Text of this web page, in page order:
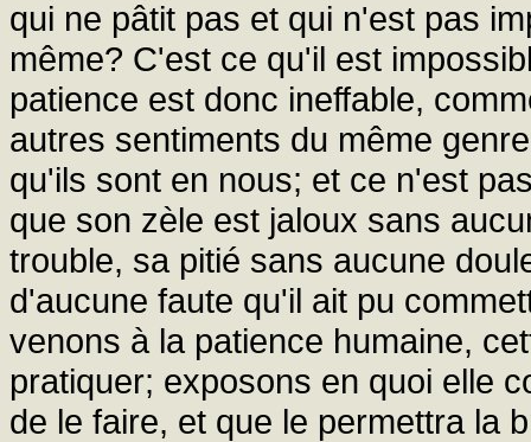
qui ne pâtit pas et qui n'est pas
même? C'est ce qu'il est
patience est donc ineffable,
autres sentiments du même
qu'ils sont en nous; et ce n'est
que son zèle est jaloux sans
trouble, sa pitié sans aucune
d'aucune faute qu'il ait pu
venons à la patience humaine,
pratiquer; exposons en quoi elle
de le faire, et que le permettra la